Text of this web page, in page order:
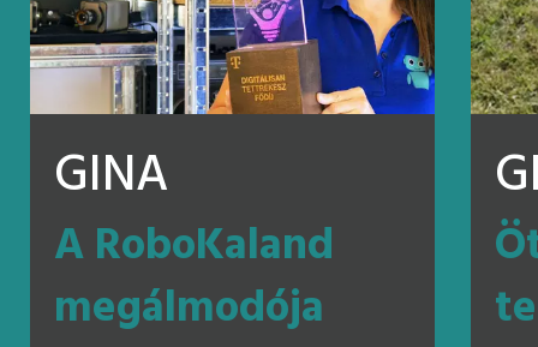
GINA
A RoboKaland
megálmodója